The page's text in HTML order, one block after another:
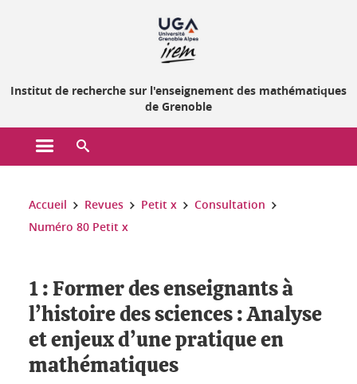
Institut de recherche sur l'enseignement des mathématiques
de Grenoble
Ouvrir le menu principal
Vous êtes ici :
Accueil Revues Petit x
Consultation
Numéro 80 Petit x
1 : Former des enseignants à
l’histoire des sciences : Analyse
et enjeux d’une pratique en
mathématiques